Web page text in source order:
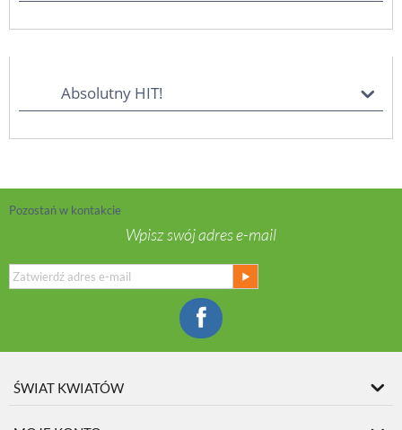
Absolutny HIT!
Pozostań w kontakcie
Wpisz swój adres e-mail
ŚWIAT KWIATÓW